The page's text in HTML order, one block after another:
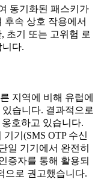
동기화된 패스키가
후속 상호 작용에서
초기 또는 고위험 로
다.
지역에 비해 유럽에
습니다. 결과적으로
호하고 있습니다.
기기(SMS OTP 수신
일 기기에서 완전히
증자를 통해 활용되
으로 권고했습니다.